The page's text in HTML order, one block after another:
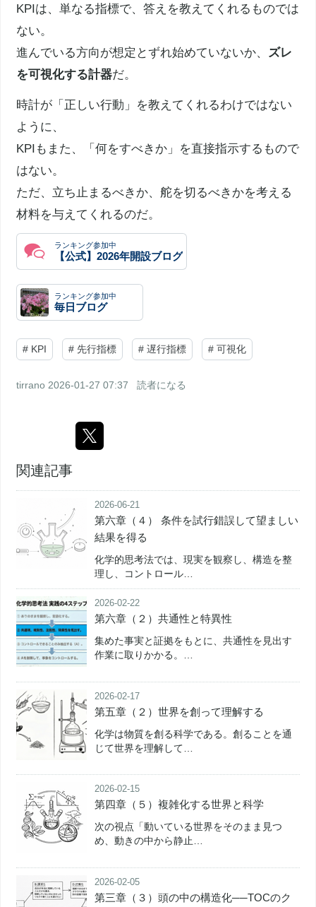
KPIは、単なる指標で、答えを教えてくれるものでは
ない。
進んでいる方向が想定とずれ始めていないか、 ズレ
を可視化する計器だ。
時計が「正しい行動」を教えてくれるわけではない
ように、
KPIもまた、「何をすべきか」を直接指示するもので
はない。
ただ、立ち止まるべきか、舵を切るべきかを考える
材料を与えてくれるのだ。
ランキング参加中
【公式】2026年開設ブログ
ランキング参加中
毎日ブログ
# KPI # 先行指標 # 遅行指標 # 可視化
tirrano 2026-01-27 07:37 読者になる
関連記事
2026-06-21
第六章（４） 条件を試行錯誤して望ましい
結果を得る
化学的思考法では、現実を観察し、構造を整
理し、コントロール…
2026-02-22
第六章（２）共通性と特異性
集めた事実と証拠をもとに、共通性を見出す
作業に取りかかる。…
2026-02-17
第五章（２）世界を創って理解する
化学は物質を創る科学である。創ることを通
じて世界を理解して…
2026-02-15
第四章（５）複雑化する世界と科学
次の視点「動いている世界をそのまま見つ
め、動きの中から静止…
2026-02-05
第三章（３）頭の中の構造化──TOCのク